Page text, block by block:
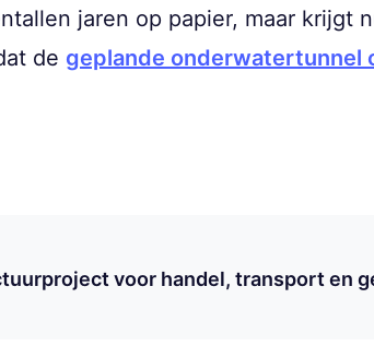
jaren op papier, maar krijgt
de geplande onderwatertunnel
voor handel, transport en